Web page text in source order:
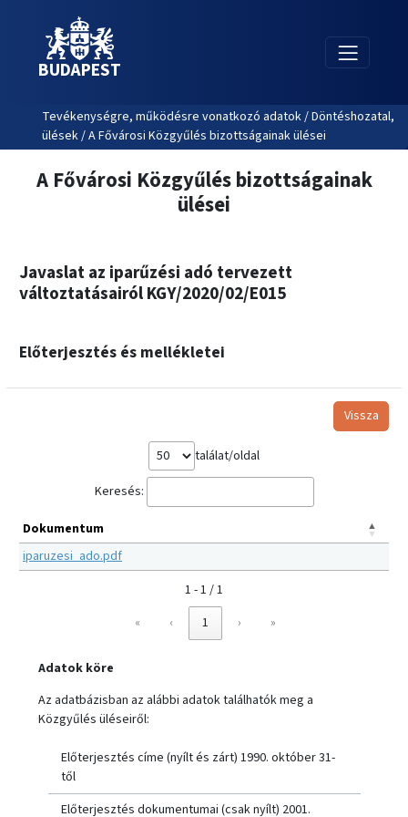
BUDAPEST
Tevékenységre, működésre vonatkozó adatok / Döntéshozatal,
ülések / A Fővárosi Közgyűlés bizottságainak ülései
A Fővárosi Közgyűlés bizottságainak
ülései
Javaslat az iparűzési adó tervezett
változtatásairól KGY/2020/02/E015
Előterjesztés és mellékletei
Vissza
találat/oldal
Keresés:
Dokumentum
iparuzesi_ado.pdf
1 - 1 / 1
«
‹ 1 › »
Adatok köre
Az adatbázisban az alábbi adatok találhatók meg a
Közgyűlés üléseiről:
Előterjesztés címe (nyílt és zárt) 1990. október 31-
től
Előterjesztés dokumentumai (csak nyílt) 2001.